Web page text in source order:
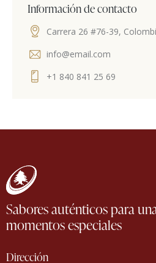
Información de contacto
Carrera 26 #76-39,
info@email.com
+1 840 841 25 69
Sabores auténticos para
momentos especiales
Dirección